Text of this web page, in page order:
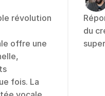
révolution
offre une
fois. La
du